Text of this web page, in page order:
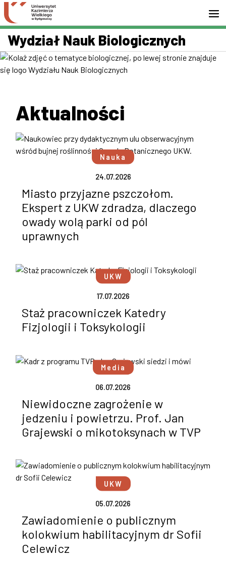
Przejdź do wyszukiwarki
Przejdź do treści
Przejdź do stopki - Kontakt
Wydział Nauk Biologicznych
Aktualności
Nauka
24.07.2026
Miasto przyjazne pszczołom.
Ekspert z UKW zdradza, dlaczego
owady wolą parki od pól
uprawnych
UKW
17.07.2026
Staż pracowniczek Katedry
Fizjologii i Toksykologii
Media
06.07.2026
Niewidoczne zagrożenie w
jedzeniu i powietrzu. Prof. Jan
Grajewski o mikotoksynach w TVP
UKW
05.07.2026
Zawiadomienie o publicznym
kolokwium habilitacyjnym dr Sofii
Celewicz